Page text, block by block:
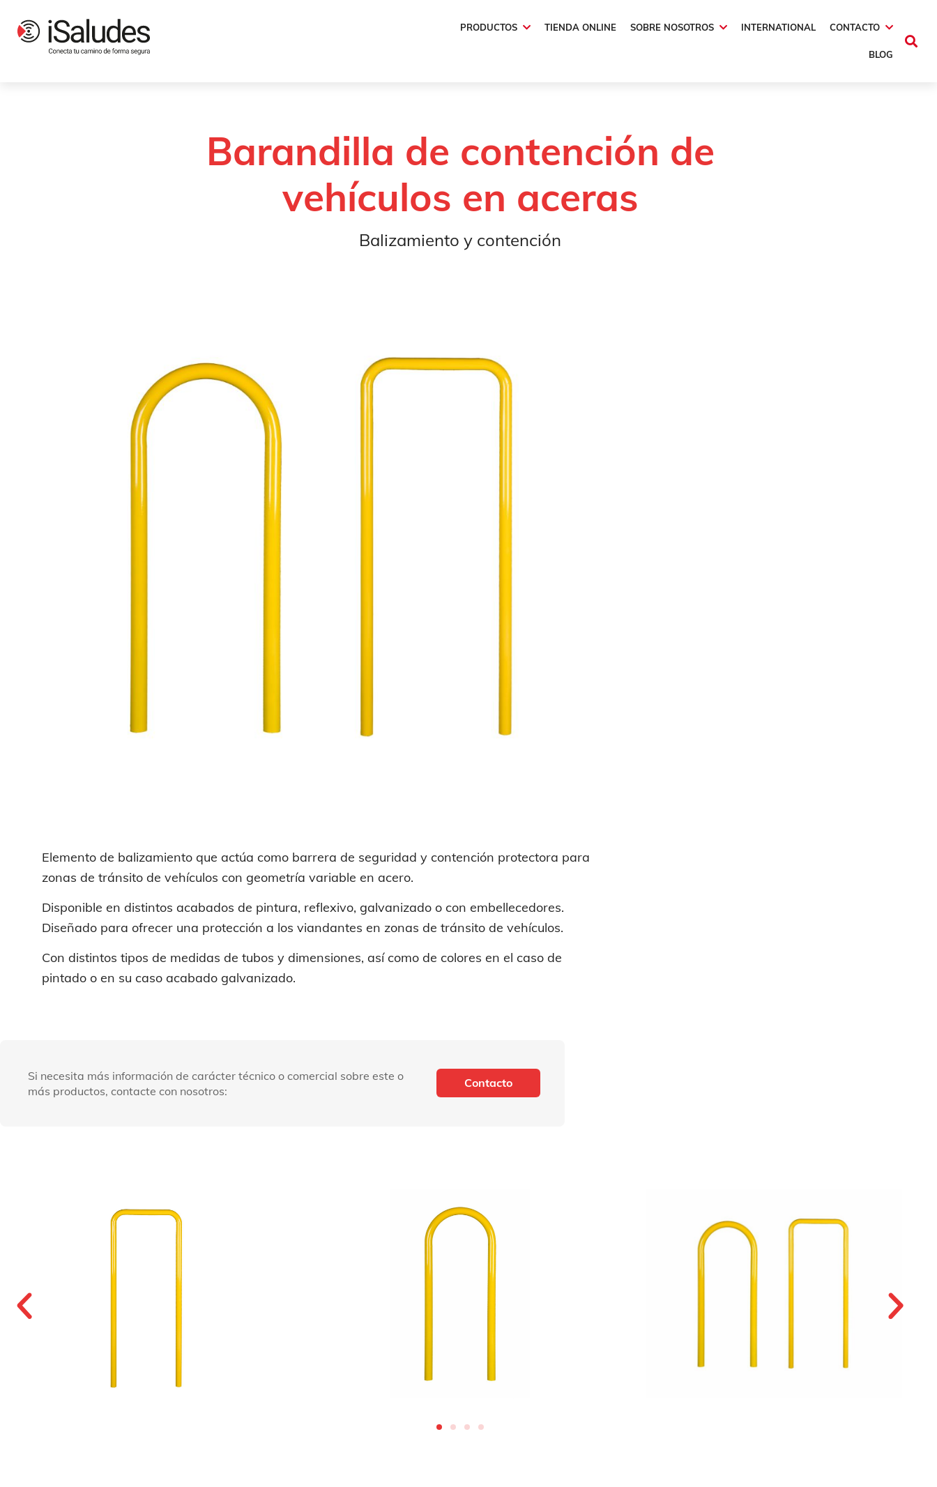
PRODUCTOS TIENDA ONLINE SOBRE NOSOTROS INTERNATIONAL CONTACTO
BLOG
Barandilla de contención de
vehículos en aceras
Balizamiento y contención
Elemento de balizamiento que actúa como barrera de seguridad y contención protectora para
zonas de tránsito de vehículos con geometría variable en acero.
Disponible en distintos acabados de pintura, reflexivo, galvanizado o con embellecedores.
Diseñado para ofrecer una protección a los viandantes en zonas de tránsito de vehículos.
Con distintos tipos de medidas de tubos y dimensiones, así como de colores en el caso de
pintado o en su caso acabado galvanizado.
Si necesita más información de carácter técnico o comercial sobre este o
más productos, contacte con nosotros:
Contacto